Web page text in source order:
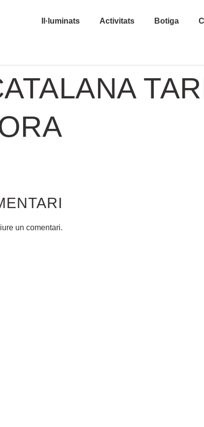
Il·luminats Activitats Botiga
un comentari.